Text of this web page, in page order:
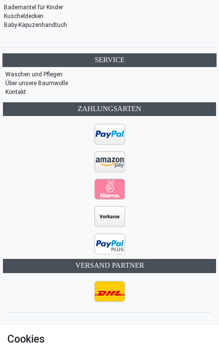
Bademantel für Kinder
Kuscheldecken
Baby-Kapuzenhandtuch
SERVICE
Waschen und Pflegen
Über unsere Baumwolle
Kontakt
ZAHLUNGSARTEN
VERSAND PARTNER
Cookies